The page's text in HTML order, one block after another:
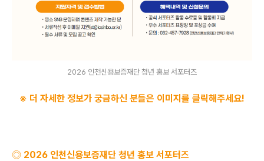
2026 인천신용보증재단 청년 홍보 서포터즈
※ 더 자세한 정보가 궁금하신 분들은 이미지를 클릭해주세요!
◎ 2026 인천신용보증재단 청년 홍보 서포터즈